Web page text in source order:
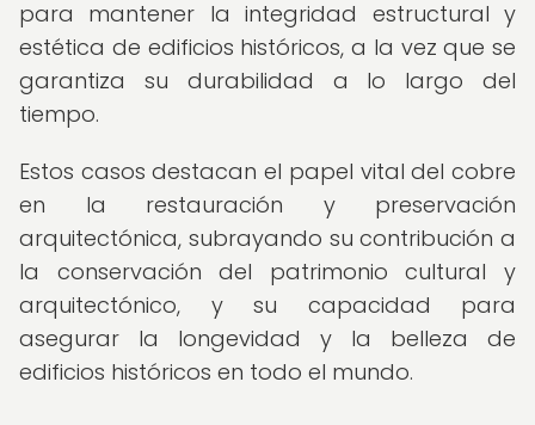
para mantener la integridad estructural y
estética de edificios históricos, a la vez que se
garantiza su durabilidad a lo largo del
tiempo.
Estos casos destacan el papel vital del cobre
en la restauración y preservación
arquitectónica, subrayando su contribución a
la conservación del patrimonio cultural y
arquitectónico, y su capacidad para
asegurar la longevidad y la belleza de
edificios históricos en todo el mundo.